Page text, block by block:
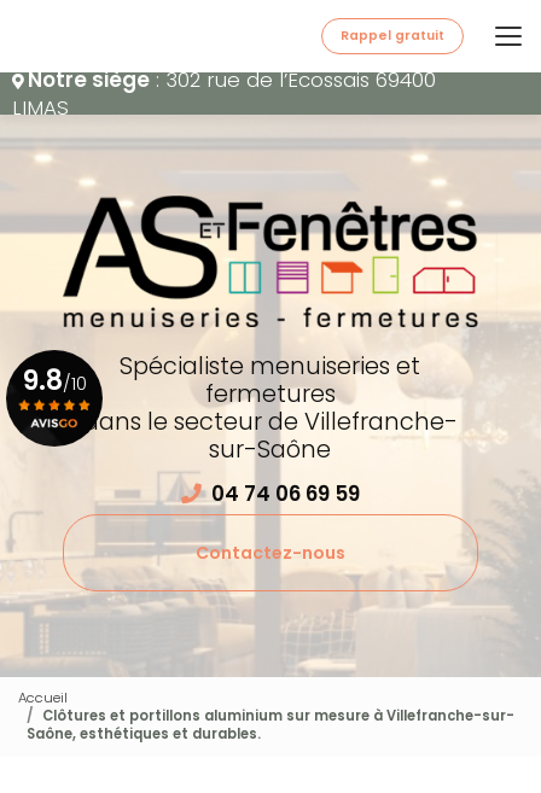
principal
Notre siège: 302 rue de l’Écossais 69400
LIMAS
Rappel gratuit
Spécialiste menuiseries et
fermetures
dans le secteur de Villefranche-
sur-Saône
04 74 06 69 59
Contactez-nous
9.8/10
Accueil
Clôtures et portillons aluminium sur mesure à Villefranche-sur-
Saône, esthétiques et durables.